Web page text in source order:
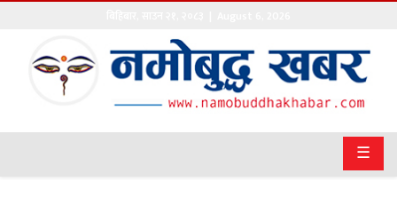
गृहपृष्ठ
राजनीति
☰